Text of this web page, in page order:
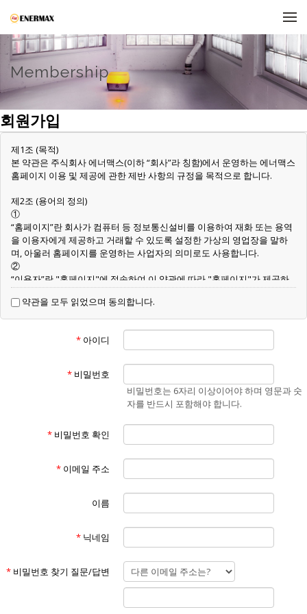
Membership
회원가입
제1조 (목적)
본 약관은 주식회사 에너맥스(이하 “회사”라 칭함)에서 운영하는 에너맥스
홈페이지 이용 및 제공에 관한 제반 사항의 규정을 목적으로 합니다.
제2조 (용어의 정의)
①
“홈페이지”란 회사가 컴퓨터 등 정보통신설비를 이용하여 재화 또는 용역
을 이용자에게 제공하고 거래할 수 있도록 설정한 가상의 영업장을 말하
며, 아울러 홈페이지를 운영하는 사업자의 의미로도 사용합니다.
②
“이용자”란 "홈페이지"에 접속하여 이 약관에 따라 "홈페이지"가 제공하
는 서비스를 받는 회원 및 비회원을 말합니다.
③
“회원”이라 함은 "홈페이지"에 개인정보를 제공하여 회원등록을 한 자로
서, "홈페이지"의 정보를 지속적으로 제공받으며 "홈페이지"가 제공하는
서비스를 계속적으로 이용할 수 있는 자를 말합니다.
“비회원”이라 함은 회원에 가입하지 않고 "홈페이지"가 제공하는 서비스
를 이용하는 자를 말합니다.
“게시물”이라 함은 회원이 홈페이지를 이용함에 있어서 홈페이지에 게시
한 부호,문자,음성,음향,화상,동영상 등의 정보 형태의 글,사진,동영상 및
각종 파일과 링크 등을 의미합니다.
본 약관은 "홈페이지"의 서비스 화면(www.에너맥스.com)에 게시하거나
홈페이지는 불가피한 여건이나 사정이 있을 경우 약관을 변경할 수 있으
며 변경할 경우, 적용일자 및 개정사유를 명시하여 현행약관과 함께 "홈페
이지"의 초기화면에 7일 이전부터 적용일자 전까지 공지합니다. 단, 회원
소로(회원이 "홈페이지"에 제출한 전자우편 주소) 개정약관을 발송하여
통지해야 합니다.
"홈페이지"가 전항에 따라 개정약관을 공지 또는 통지 하면서 회원에게 7
약관을 모두 읽었으며 동의합니다.
* 아이디
* 비밀번호
비밀번호는 6자리 이상이어야 하며 영문과 숫
자를 반드시 포함해야 합니다.
* 비밀번호 확인
* 이메일 주소
이름
* 닉네임
* 비밀번호 찾기 질문/답변